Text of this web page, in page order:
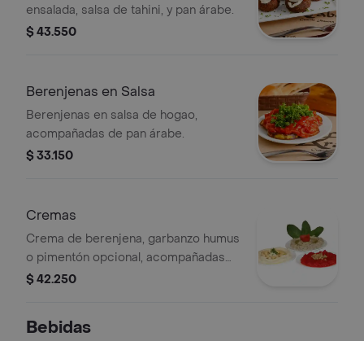
ensalada, salsa de tahini, y pan árabe.
$ 43.550
Berenjenas en Salsa
Berenjenas en salsa de hogao,
acompañadas de pan árabe.
$ 33.150
Cremas
Crema de berenjena, garbanzo humus
o pimentón opcional, acompañadas
de pan árabe.
$ 42.250
Bebidas